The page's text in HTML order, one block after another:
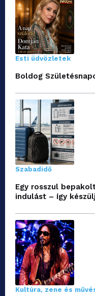
Esti üdvözletek
Boldog
Szabadidő
Egy rosszul
indulást – így
Kultúra, zene és